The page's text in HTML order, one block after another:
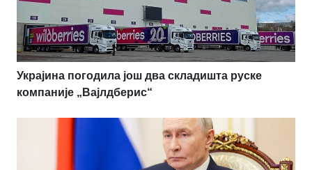
Украјина погодила још два складишта руске
компаније „Вајлдберис“